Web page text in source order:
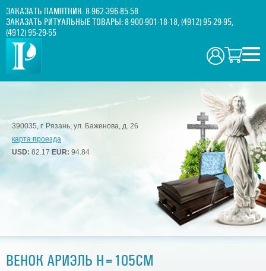
ЗАКАЗАТЬ ПАМЯТНИК:8-962-396-85-58
ЗАКАЗАТЬ РИТУАЛЬНЫЕ ТОВАРЫ:8-900-901-18-18,(4912) 95-29-95,
(4912) 95-29-55
390035, г. Рязань, ул. Баженова, д. 26
карта проезда
USD: 82.17 EUR: 94.84
ВЕНОК АРИЭЛЬ H=105СМ